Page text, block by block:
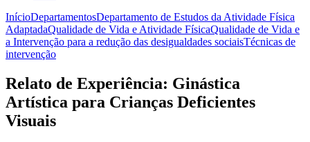
InícioDepartamentosDepartamento de Estudos da Atividade Física
AdaptadaQualidade de Vida e Atividade FísicaQualidade de Vida e
a Intervenção para a redução das desigualdades sociaisTécnicas de
intervenção
Relato de Experiência: Ginástica
Artística para Crianças Deficientes
Visuais